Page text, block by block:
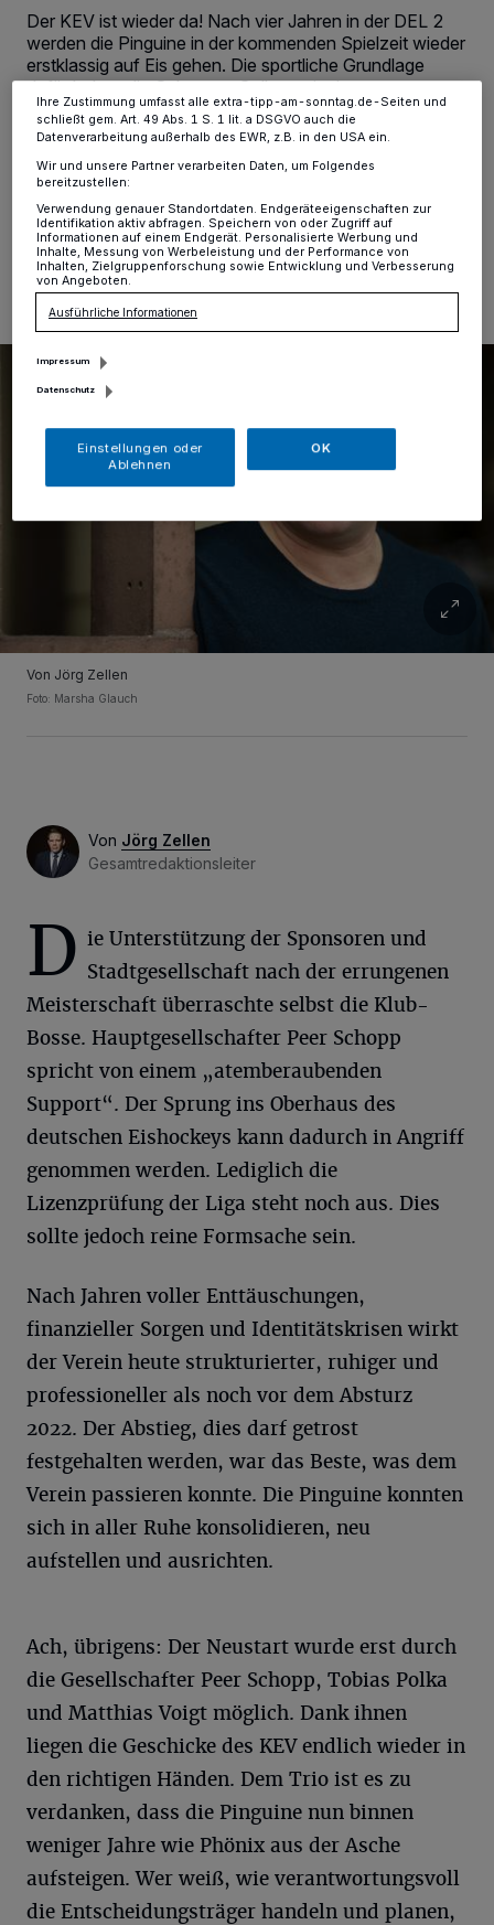
Der KEV ist wieder da! Nach vier Jahren in der DEL 2
werden die Pinguine in der kommenden Spielzeit wieder
erstklassig auf Eis gehen. Die sportliche Grundlage
dafür haben die Schwarz-Gelben mit einer
überragenden Saison 2025/2026 gelegt, die
Aufbruchsstimmung rund um den Standort tat nun ihr
15.05.2026 , 11:47 Uhr Eine Minute Lesezeit
Von Jörg Zellen
Foto: Marsha Glauch
Von Jörg Zellen
Gesamtredaktionsleiter
D ie Unterstützung der Sponsoren und
Stadtgesellschaft nach der errungenen
Meisterschaft überraschte selbst die Klub-
Bosse. Hauptgesellschafter Peer Schopp
spricht von einem „atemberaubenden
Support“. Der Sprung ins Oberhaus des
deutschen Eishockeys kann dadurch in Angriff
genommen werden. Lediglich die
Lizenzprüfung der Liga steht noch aus. Dies
sollte jedoch reine Formsache sein.
Nach Jahren voller Enttäuschungen,
finanzieller Sorgen und Identitätskrisen wirkt
der Verein heute strukturierter, ruhiger und
professioneller als noch vor dem Absturz
2022. Der Abstieg, dies darf getrost
festgehalten werden, war das Beste, was dem
Verein passieren konnte. Die Pinguine konnten
sich in aller Ruhe konsolidieren, neu
aufstellen und ausrichten.
Ach, übrigens: Der Neustart wurde erst durch
die Gesellschafter Peer Schopp, Tobias Polka
und Matthias Voigt möglich. Dank ihnen
liegen die Geschicke des KEV endlich wieder in
den richtigen Händen. Dem Trio ist es zu
verdanken, dass die Pinguine nun binnen
weniger Jahre wie Phönix aus der Asche
aufsteigen. Wer weiß, wie verantwortungsvoll
die Entscheidungsträger handeln und planen,
ändern oder Ihre Einwilligung zu widerrufen, indem Sie auf den Link
Einstellungen oder Ablehnen am unteren Rand der Webseite klicken.
Ihre Einstellungen gelten innerhalb unseres Website. Weitere
Informationen finden Sie in unserer Datenschutzerklärung.
Ihre Zustimmung umfasst alle extra-tipp-am-sonntag.de-Seiten und
schließt gem. Art. 49 Abs. 1 S. 1 lit. a DSGVO auch die
Datenverarbeitung außerhalb des EWR, z.B. in den USA ein.
Wir und unsere Partner verarbeiten Daten, um Folgendes
bereitzustellen:
Verwendung genauer Standortdaten. Endgeräteeigenschaften zur
Identifikation aktiv abfragen. Speichern von oder Zugriff auf
Informationen auf einem Endgerät. Personalisierte Werbung und
Inhalte, Messung von Werbeleistung und der Performance von
Inhalten, Zielgruppenforschung sowie Entwicklung und Verbesserung
von Angeboten.
Ausführliche Informationen
Impressum
Datenschutz
Einstellungen oder
Ablehnen
OK